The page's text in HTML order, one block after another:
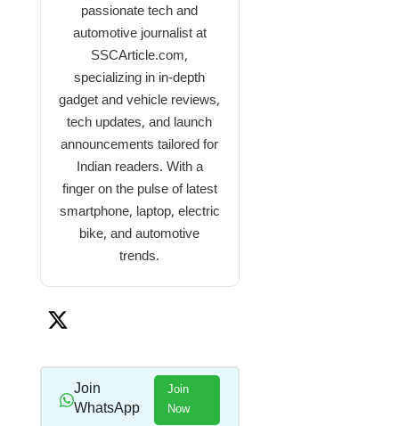
passionate tech and
automotive journalist at
SSCArticle.com,
specializing in in-depth
gadget and vehicle reviews,
tech updates, and launch
announcements tailored for
Indian readers. With a
finger on the pulse of latest
smartphone, laptop, electric
bike, and automotive
trends.
Join
WhatsApp
Join
Now